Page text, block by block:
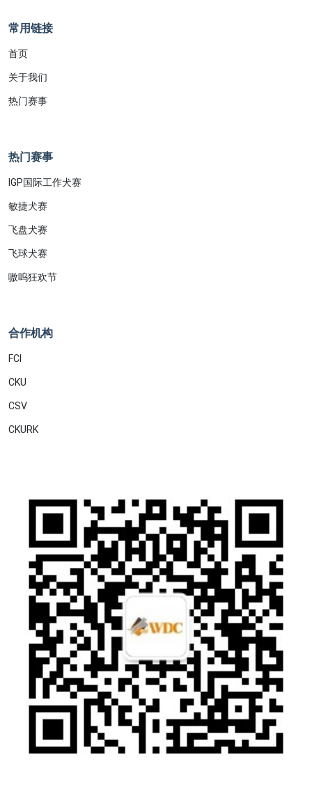
常用链接
首页
关于我们
热门赛事
热门赛事
IGP国际工作犬赛
敏捷犬赛
飞盘犬赛
飞球犬赛
嗷呜狂欢节
合作机构
FCI
CKU
CSV
CKURK